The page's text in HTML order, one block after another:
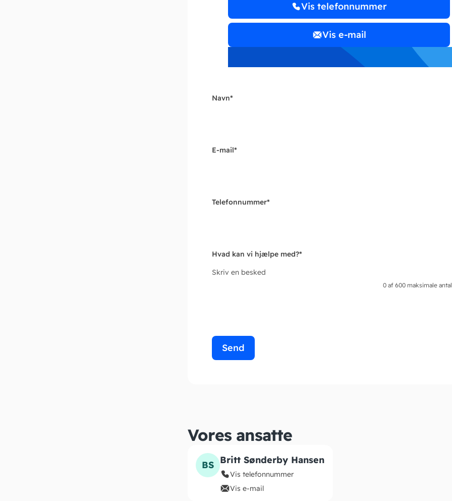
Vis telefonnummer
Vis e-mail
Navn*
E-mail*
Telefonnummer*
Hvad kan vi hjælpe med?*
Skriv en besked
0 af 600 maksimale
Vores ansatte
BS Britt Sønderby Hansen
Vis telefonnummer
Vis e-mail